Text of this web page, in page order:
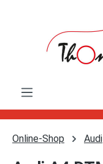
Online-Shop Audi